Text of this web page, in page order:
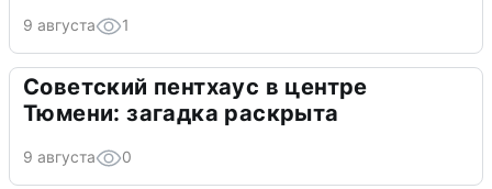
9 августа 1
Советский пентхаус в центре
Тюмени: загадка раскрыта
9 августа 0